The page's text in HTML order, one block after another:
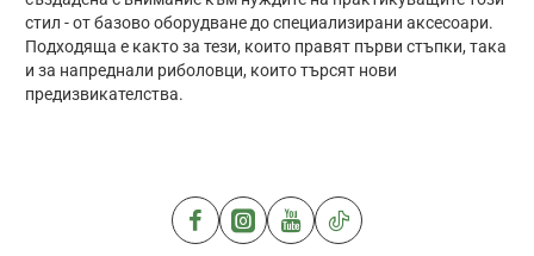
стил - от базово оборудване до специализирани аксесоари.
Подходяща е както за тези, които правят първи стъпки, така
и за напреднали риболовци, които търсят нови
предизвикателства.